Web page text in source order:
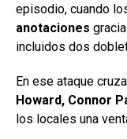
episodio, cuando
anotaciones
incluidos dos
En ese ataque
Howard, Connor
los locales una